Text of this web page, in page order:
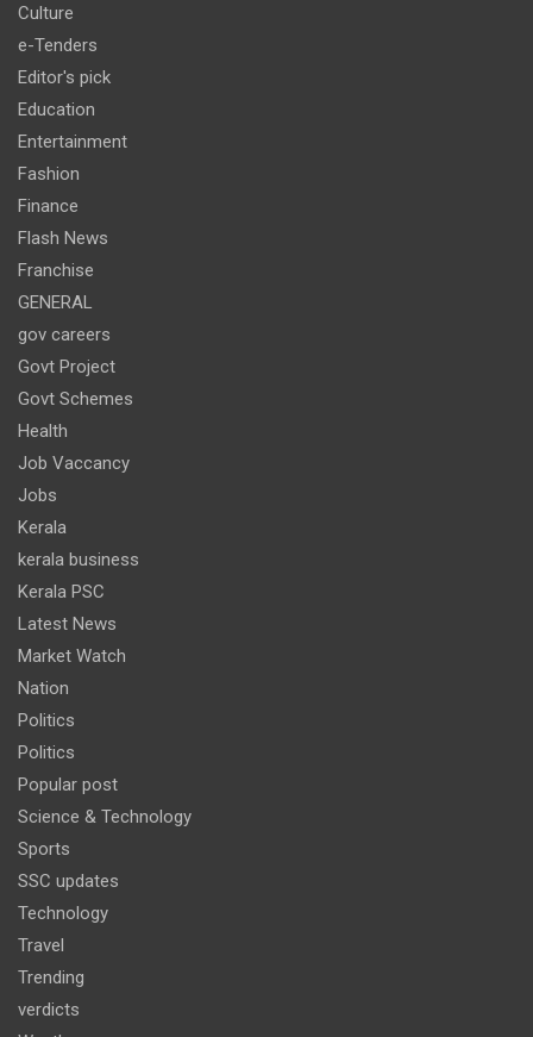
Culture
e-Tenders
Editor's pick
Education
Entertainment
Fashion
Finance
Flash News
Franchise
GENERAL
gov careers
Govt Project
Govt Schemes
Health
Job Vaccancy
Jobs
Kerala
kerala business
Kerala PSC
Latest News
Market Watch
Nation
Politics
Politics
Popular post
Science & Technology
Sports
SSC updates
Technology
Travel
Trending
verdicts